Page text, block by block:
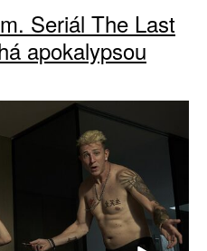
Seriál The Last
apokalypsou